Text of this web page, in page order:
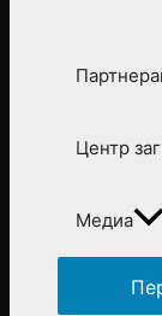
Центр
Медиа